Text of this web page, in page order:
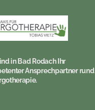
in Bad Rodach Ihr
Ansprechpartner rund